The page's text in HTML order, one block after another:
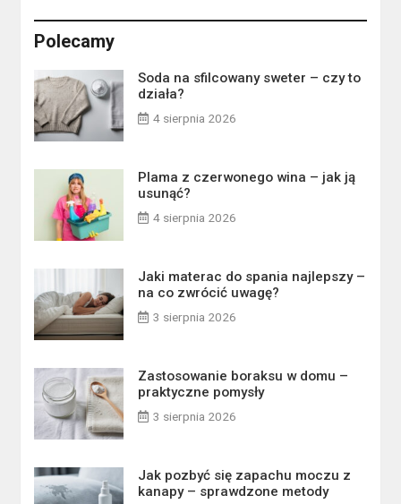
Polecamy
Soda na sfilcowany sweter – czy to
działa?
4 sierpnia 2026
Plama z czerwonego wina – jak ją
usunąć?
4 sierpnia 2026
Jaki materac do spania najlepszy –
na co zwrócić uwagę?
3 sierpnia 2026
Zastosowanie boraksu w domu –
praktyczne pomysły
3 sierpnia 2026
Jak pozbyć się zapachu moczu z
kanapy – sprawdzone metody